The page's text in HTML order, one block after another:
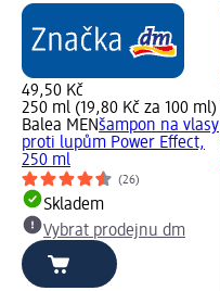
49,50 Kč
250 ml (19,80 Kč za 100 ml)
Balea MENšampon na vlasy
proti lupům Power Effect,
250 ml
(26)
Skladem
Vybrat prodejnu dm